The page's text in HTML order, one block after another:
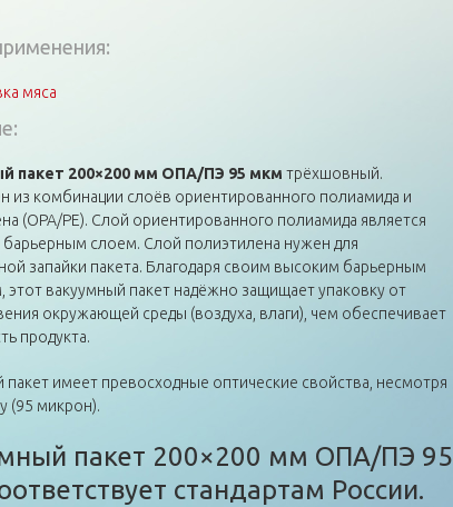
мяса
пакет 200×200 мм ОПА/ПЭ 95 мкм трёхшовный.
из комбинации слоёв ориентированного полиамида и
(OPA/PE). Слой ориентированного полиамида является
слоем. Слой полиэтилена нужен для
запайки пакета. Благодаря своим высоким барьерным
этот вакуумный пакет надёжно защищает упаковку от
окружающей среды (воздуха, влаги), чем обеспечивает
продукта.
пакет имеет превосходные оптические свойства, несмотря
(95 микрон).
пакет 200×200 мм ОПА/ПЭ 95
стандартам России.